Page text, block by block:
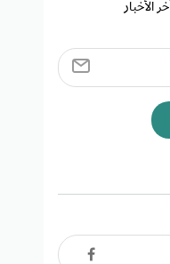
الأخبار